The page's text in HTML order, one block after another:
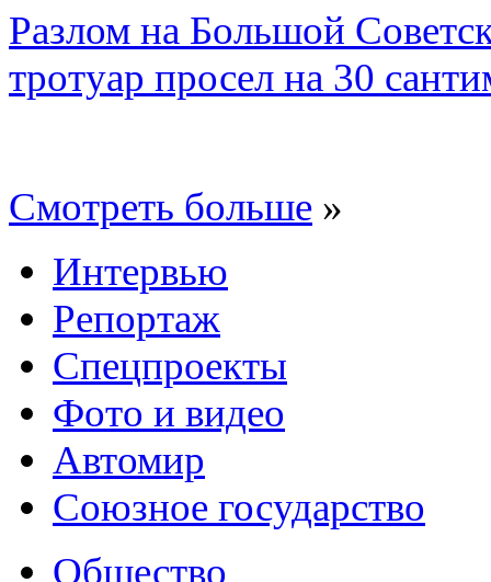
Разлом на Большой
тротуар просел на 30
Смотреть больше »
Интервью
Репортаж
Спецпроекты
Фото и видео
Автомир
Союзное государство
Общество